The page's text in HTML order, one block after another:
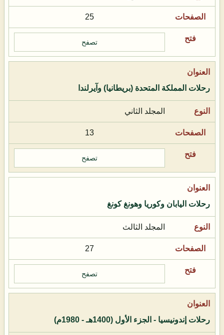
25
تصفح
رحلات المملكة المتحدة (بريطانيا) وآيرلندا
المجلد الثاني
13
تصفح
رحلات اليابان وكوريا وهونغ كونغ
المجلد الثالث
27
تصفح
رحلات إندونيسيا - الجزء الأول (1400هـ - 1980م)